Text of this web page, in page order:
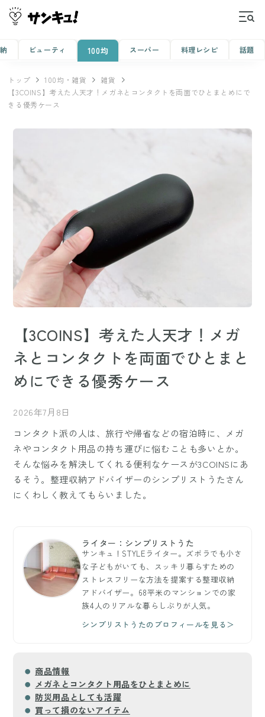
ビューティ 100均 スーパー 料理レシピ 話題
トップ 100均・雑貨
雑貨
【3COINS】考えた人天才！メガネとコンタクトを両面でひとまとめにで
きる優秀ケース
【3COINS】考えた人天才！メガ
ネとコンタクトを両面でひとまと
めにできる優秀ケース
2026年7月8日
コンタクト派の人は、旅行や帰省などの宿泊時に、メガ
ネやコンタクト用品の持ち運びに悩むことも多いとか。
そんな悩みを解決してくれる便利なケースが3COINSにあ
るそう。整理収納アドバイザーのシンプリストうたさん
にくわしく教えてもらいました。
ライター：シンプリストうた
サンキュ！STYLEライター。ズボラでも小さ
な子どもがいても、スッキリ暮らすための
ストレスフリーな方法を提案する整理収納
アドバイザー。68平米のマンションでの家
族4人のリアルな暮らしぶりが人気。
シンプリストうたのプロフィールを見る＞
商品情報
メガネとコンタクト用品をひとまとめに
防災用品としても活躍
買って損のないアイテム